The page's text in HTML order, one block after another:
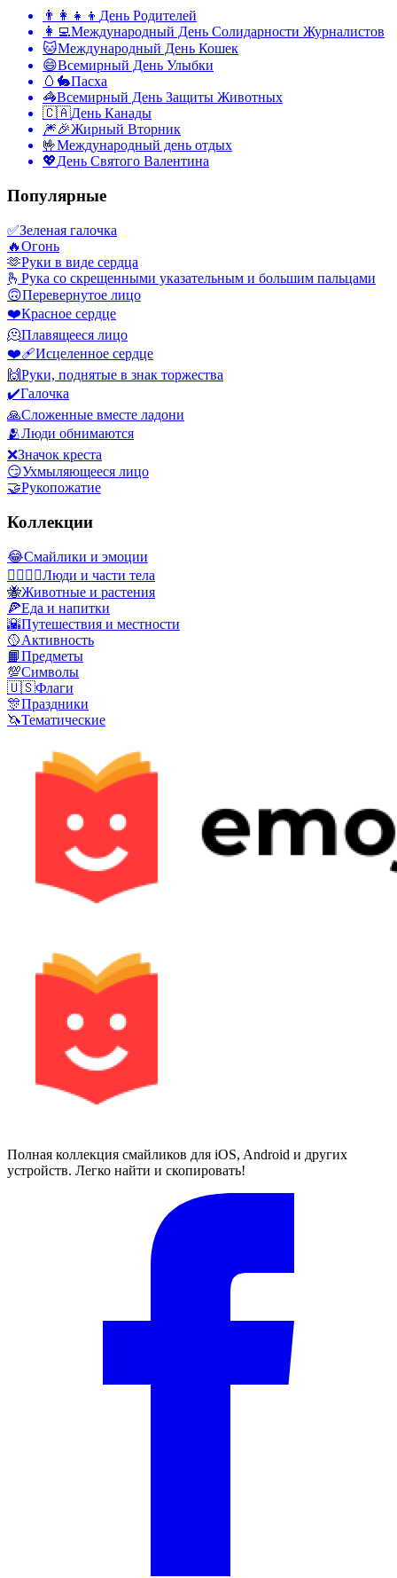
👨‍👩‍👧‍👦 День Родителей
👩‍💻Международный День Солидарности Журналистов
🐱Международный День Кошек
😄Всемирный День Улыбки
🥚🐇Пасха
🦓Всемирный День Защиты Животных
🇨🇦День Канады
🎆🎉Жирный Вторник
🤟Международный день отдых
💖День Святого Валентина
Популярные
✅Зеленая галочка
🔥Огонь
🫶Руки в виде сердца
🫰 Рука со скрещенными указательным и большим пальцами
🙃Перевернутое лицо
❤️Красное сердце
🫠Плавящееся лицо
❤️‍🩹Исцеленное сердце
🙌Руки, поднятые в знак торжества
✔️Галочка
🙏Сложенные вместе ладони
🫂Люди обнимаются
❌Значок креста
😏Ухмыляющееся лицо
🤝Рукопожатие
Коллекции
😂Смайлики и эмоции
👩‍❤️‍💋‍👨Люди и части тела
🐝Животные и растения
🍕Еда и напитки
🌇Путешествия и местности
🥎Активность
📙Предметы
💯Символы
🇺🇸Флаги
🎊Праздники
🦄Тематические
Полная коллекция смайликов для iOS, Android и других
устройств. Легко найти и скопировать!